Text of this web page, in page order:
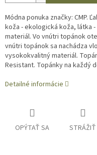
Módna ponuka značky: CMP.
koža - ekologická koža, látka
materiál. Vo vnútri topánok
vnútri topánok sa nachádza
vysokokvalitný materiál.
Resistant. Topánky na každý
Detailné informácie
OPÝTAŤ SA STRÁŽIŤ